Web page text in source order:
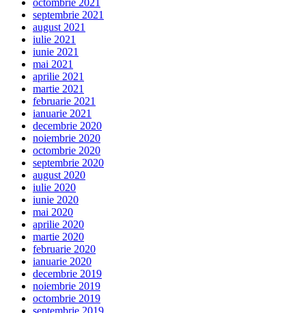
octombrie 2021
septembrie 2021
august 2021
iulie 2021
iunie 2021
mai 2021
aprilie 2021
martie 2021
februarie 2021
ianuarie 2021
decembrie 2020
noiembrie 2020
octombrie 2020
septembrie 2020
august 2020
iulie 2020
iunie 2020
mai 2020
aprilie 2020
martie 2020
februarie 2020
ianuarie 2020
decembrie 2019
noiembrie 2019
octombrie 2019
septembrie 2019